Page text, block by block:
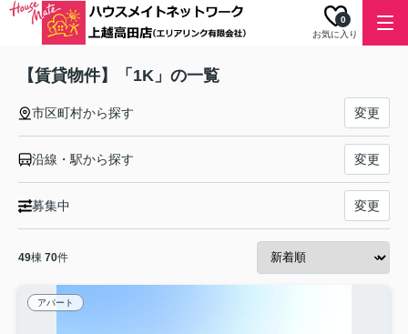
お気に入り
0
【賃貸物件】「1K」の一覧
市区町村から探す 変更
沿線・駅から探す 変更
募集中 変更
49棟 70件
アパート